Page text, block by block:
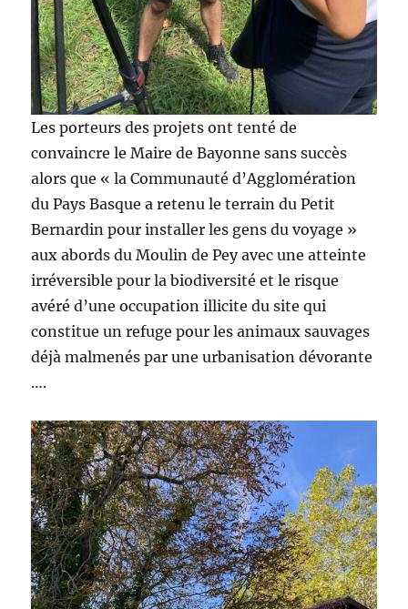
Les porteurs des projets ont tenté de
convaincre le Maire de Bayonne sans succès
alors que « la Communauté d’Agglomération
du Pays Basque a retenu le terrain du Petit
Bernardin pour installer les gens du voyage »
aux abords du Moulin de Pey avec une atteinte
irréversible pour la biodiversité et le risque
avéré d’une occupation illicite du site qui
constitue un refuge pour les animaux sauvages
déjà malmenés par une urbanisation dévorante
….